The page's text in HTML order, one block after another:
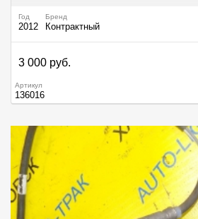
Год
2012
Бренд
Контрактный
3 000 руб.
Артикул
136016